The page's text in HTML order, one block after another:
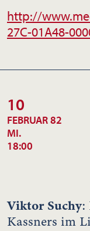
http://
27C-01A48-
10
FEBRUAR 82
MI.
18:00
Viktor Suchy:
Kassners im